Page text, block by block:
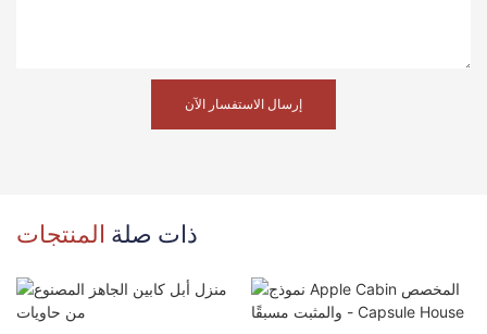
إرسال الاستفسار الآن
ذات صلة المنتجات